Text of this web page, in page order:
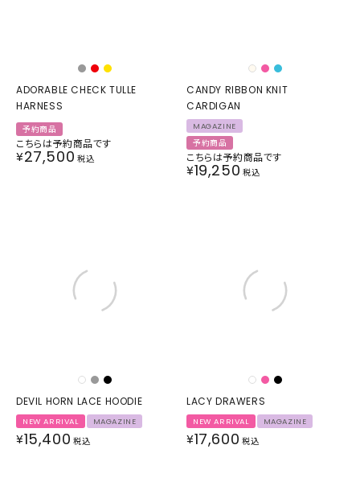
ADORABLE CHECK TULLE
HARNESS
予約商品
こちらは予約商品です
¥27,500 税込
CANDY RIBBON KNIT
CARDIGAN
MAGAZINE
予約商品
こちらは予約商品です
¥19,250 税込
DEVIL HORN LACE HOODIE
NEW ARRIVAL MAGAZINE
¥15,400 税込
LACY DRAWERS
NEW ARRIVAL MAGAZINE
¥17,600 税込